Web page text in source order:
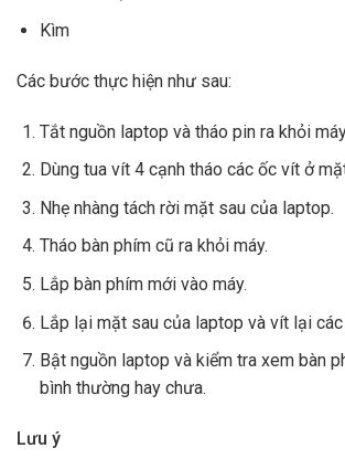
Kìm
Các bước thực hiện như sau:
Tắt nguồn laptop và tháo pin ra khỏi
Dùng tua vít 4 cạnh tháo các ốc vít ở
Nhẹ nhàng tách rời mặt sau của laptop.
Tháo bàn phím cũ ra khỏi máy.
Lắp bàn phím mới vào máy.
Lắp lại mặt sau của laptop và vít lại
Bật nguồn laptop và kiểm tra xem bàn
bình thường hay chưa.
Lưu ý